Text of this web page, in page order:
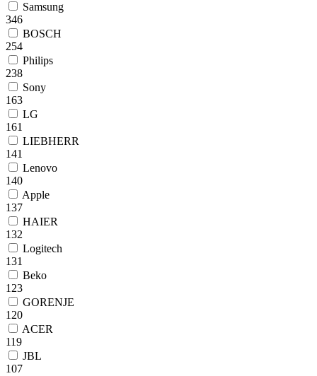
Samsung
346
BOSCH
254
Philips
238
Sony
163
LG
161
LIEBHERR
141
Lenovo
140
Apple
137
HAIER
132
Logitech
131
Beko
123
GORENJE
120
ACER
119
JBL
107